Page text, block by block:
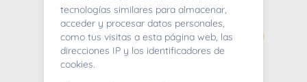
tecnologías similares para almacenar,
acceder y procesar datos personales,
como tus visitas a esta página web, las
direcciones IP y los identificadores de
cookies.